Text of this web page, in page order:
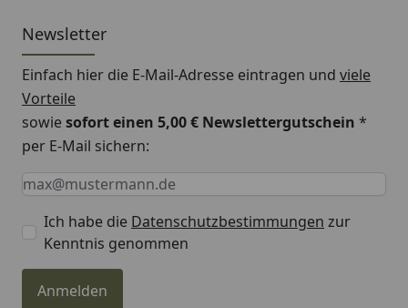
Newsletter
Einfach hier die E-Mail-Adresse eintragen und viele
Vorteile
sowiesofort einen 5,00 € Newslettergutschein *
per E-Mail sichern:
Keine Eingabe erforderlich
Eingabe erforderlich
E-Mail *
Ich habe die Datenschutzbestimmungen zur
Kenntnis genommen
Anmelden